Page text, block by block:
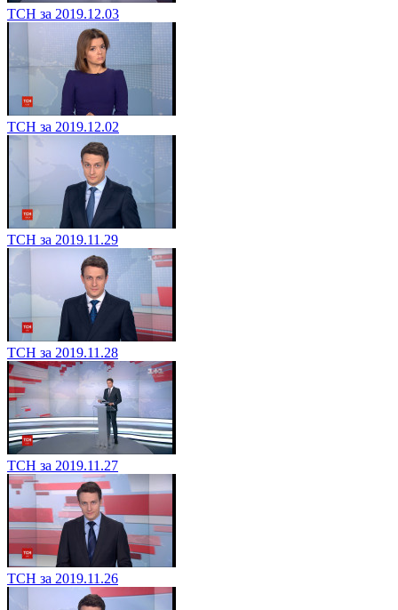
ТСН за 2019.12.03
ТСН за 2019.12.02
ТСН за 2019.11.29
ТСН за 2019.11.28
ТСН за 2019.11.27
ТСН за 2019.11.26